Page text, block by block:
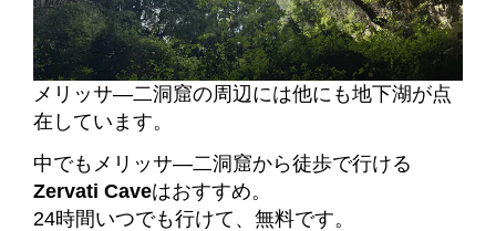
メリッサ―二洞窟の周辺には他にも地下湖が点
在しています。
中でもメリッサ―二洞窟から徒歩で行ける
Zervati Caveはおすすめ。
24時間いつでも行けて、無料です。